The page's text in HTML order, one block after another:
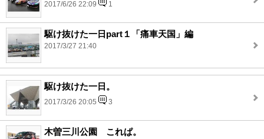
2017/6/26 22:09 1
駆け抜けた一日part１「痛車天国」編
2017/3/27 21:40
駆け抜けた一日。
2017/3/26 20:05 3
木曽三川公園 これぱ。